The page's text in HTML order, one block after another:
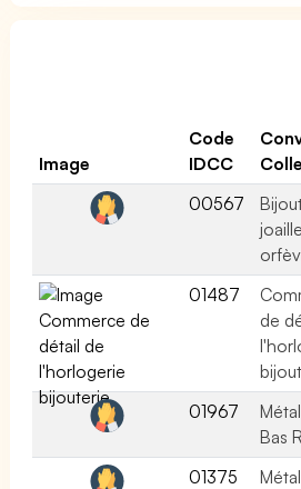
Image
Code
IDCC
00567
01487
de
01967
Bas
01375